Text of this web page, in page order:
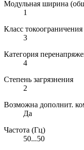
Модульная ширина
1
Класс токоограничения
3
Категория
4
Степень загрязнения
2
Возможна дополнит.
Да
Частота (Гц)
50...50